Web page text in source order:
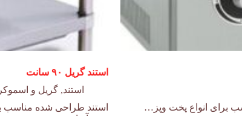
استند گریل ۹۰ سانت
استند, گریل و اسموکر